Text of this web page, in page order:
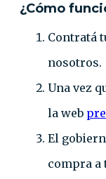
¿Cómo
Contratá
nosotros.
Una vez
la web
El
compra a